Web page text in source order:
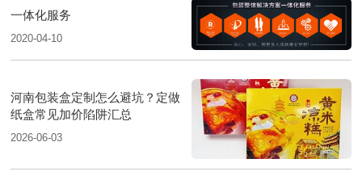
一体化服务
2020-04-10
河南包装盒定制怎么避坑？定做
纸盒常见加价陷阱汇总
2026-06-03